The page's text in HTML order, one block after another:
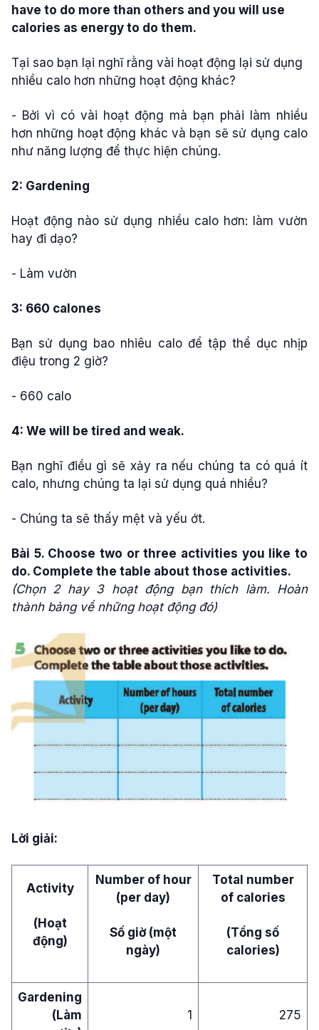
have to do more than others and you will use
calories as energy to do them.
Tại sao bạn lại nghĩ rằng vài hoạt động lại sử dụng
nhiều calo hơn những hoạt động khác?
- Bởi vì có vài hoạt động mà bạn phải làm nhiều
hơn những hoạt động khác và bạn sẽ sử dụng calo
như năng lượng để thực hiện chúng.
2: Gardening
Hoạt động nào sử dụng nhiều calo hơn: làm vườn
hay đi dạo?
- Làm vườn
3: 660 calones
Bạn sử dụng bao nhiêu calo để tập thể dục nhịp
điệu trong 2 giờ?
- 660 calo
4: We will be tired and weak.
Bạn nghĩ điều gì sẽ xảy ra nếu chúng ta có quá ít
calo, nhưng chúng ta lại sử dụng quá nhiều?
- Chúng ta sẽ thấy mệt và yếu ớt.
Bài 5. Choose two or three activities you like to
do. Complete the table about those activities.
(Chọn 2 hay 3 hoạt động bạn thích làm. Hoàn
thành bảng về những hoạt động đó)
Lời giải:
Activity
(Hoạt
động)
Number of hour
(per day)
Số giờ (một
ngày)
Total number
of calories
(Tổng số
calories)
Gardening
(Làm
1 275